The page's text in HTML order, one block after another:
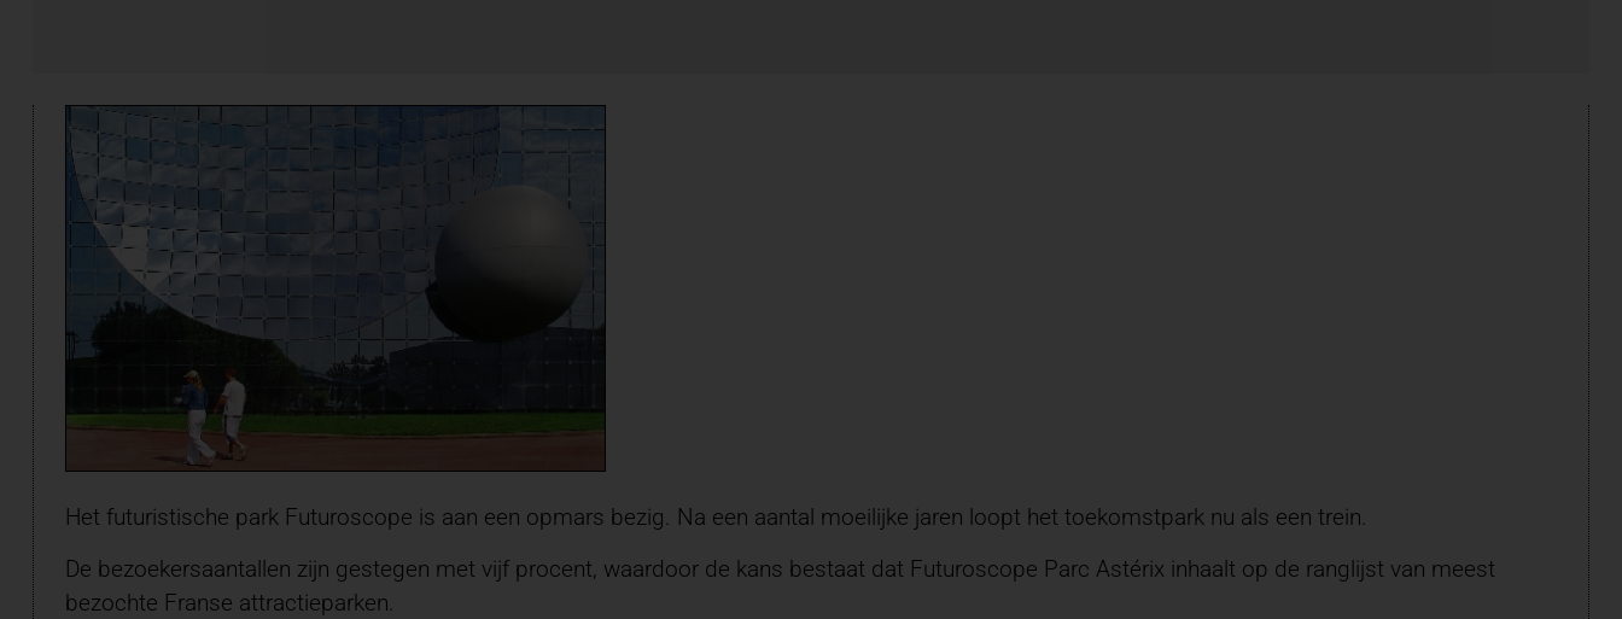
Het futuristische park Futuroscope is aan een opmars bezig. Na een aantal moeilijke jaren loopt het toekomstpark nu als een trein.
De bezoekersaantallen zijn gestegen met vijf procent, waardoor de kans bestaat dat Futuroscope Parc Astérix inhaalt op de ranglijst van meest
bezochte Franse attractieparken.